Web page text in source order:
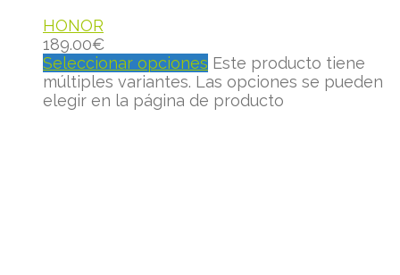
HONOR
189.00€
Seleccionar opciones Este producto tiene
múltiples variantes. Las opciones se pueden
elegir en la página de producto